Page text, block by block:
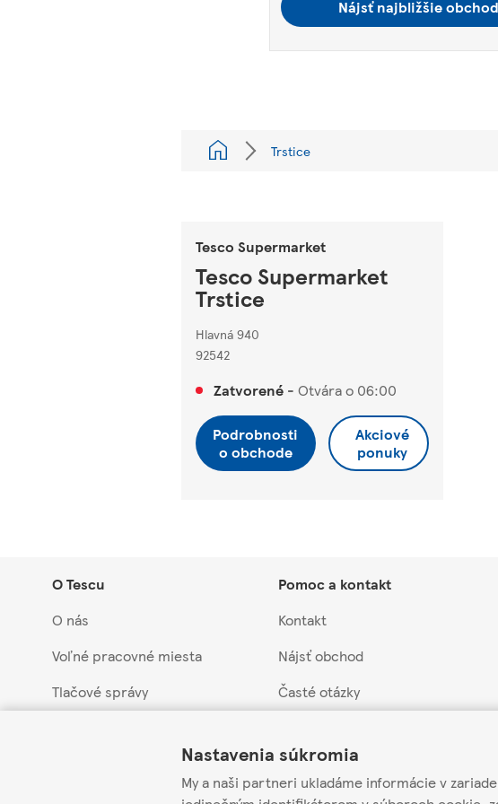
Nastavenia súkromia
My a naši partneri ukladáme informácie v
Nájsť najbližšie
Trstice
Tesco Supermarket
Tesco Supermarket
Trstice
Hlavná 940
92542
Zatvorené - Otvára o 06:00
Podrobnosti
o obchode
Akciové
ponuky
O Tescu
O nás
Voľné pracovné miesta
Tlačové správy
Obchodná skupina Tesco
Pomoc a kontakt
Kontakt
Nájsť obchod
Časté otázky
Stiahnuté produkty z predaja
Kontakt pre dodávateľov